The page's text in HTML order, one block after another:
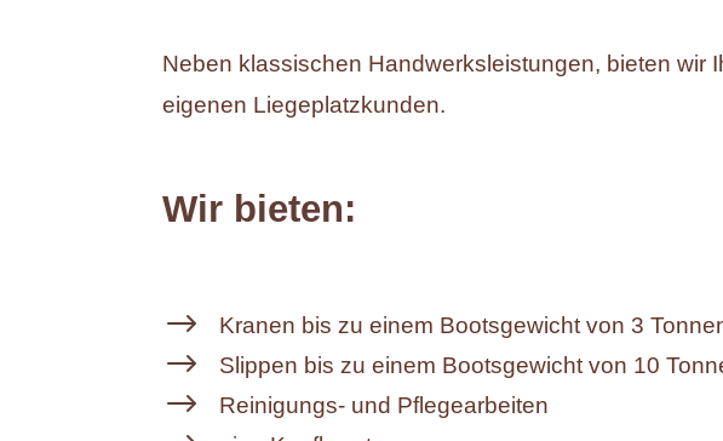
Neben klassischen Handwerksleistungen, bieten wir
eigenen Liegeplatzkunden.
Wir bieten:
$ Kranen bis zu einem Bootsgewicht von 3
$ Slippen bis zu einem Bootsgewicht von 10
$ Reinigungs- und Pflegearbeiten